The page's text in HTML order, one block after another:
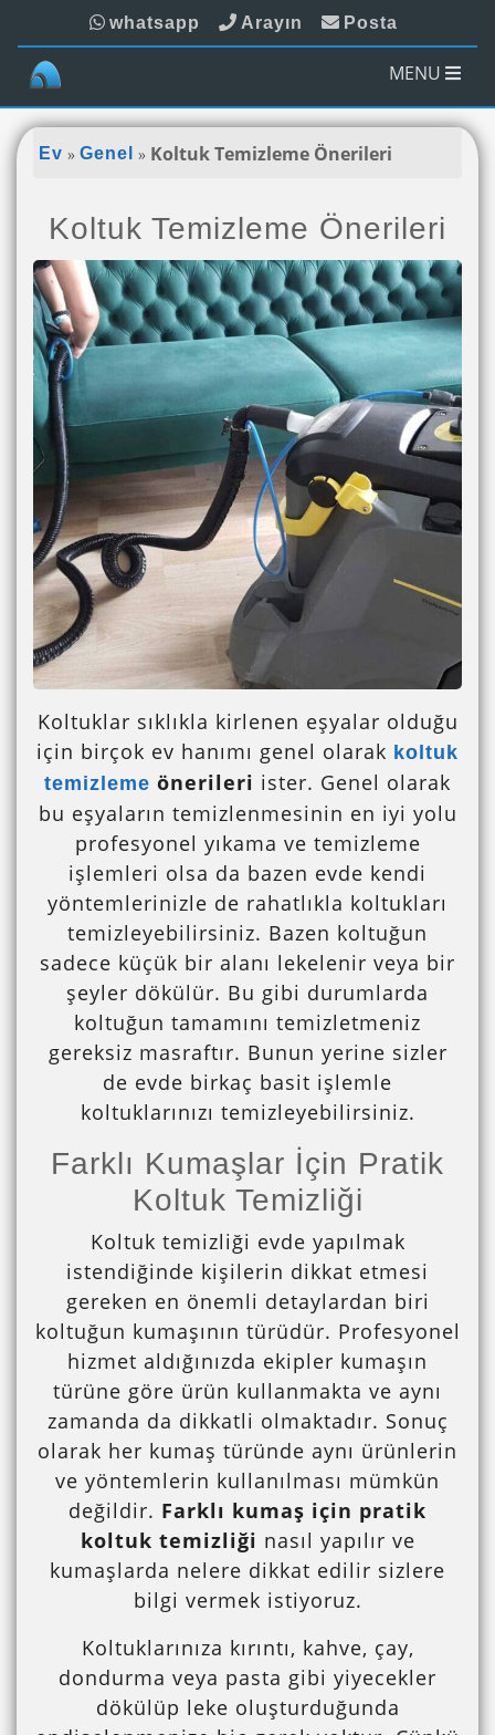
whatsapp Arayın Posta
MENU
Ev » Genel » Koltuk Temizleme Önerileri
Koltuk Temizleme Önerileri
Koltuklar sıklıkla kirlenen eşyalar olduğu
için birçok ev hanımı genel olarak koltuk
temizleme önerileri ister. Genel olarak
bu eşyaların temizlenmesinin en iyi yolu
profesyonel yıkama ve temizleme
işlemleri olsa da bazen evde kendi
yöntemlerinizle de rahatlıkla koltukları
temizleyebilirsiniz. Bazen koltuğun
sadece küçük bir alanı lekelenir veya bir
şeyler dökülür. Bu gibi durumlarda
koltuğun tamamını temizletmeniz
gereksiz masraftır. Bunun yerine sizler
de evde birkaç basit işlemle
koltuklarınızı temizleyebilirsiniz.
Farklı Kumaşlar İçin Pratik
Koltuk Temizliği
Koltuk temizliği evde yapılmak
istendiğinde kişilerin dikkat etmesi
gereken en önemli detaylardan biri
koltuğun kumaşının türüdür. Profesyonel
hizmet aldığınızda ekipler kumaşın
türüne göre ürün kullanmakta ve aynı
zamanda da dikkatli olmaktadır. Sonuç
olarak her kumaş türünde aynı ürünlerin
ve yöntemlerin kullanılması mümkün
değildir. Farklı kumaş için pratik
koltuk temizliği nasıl yapılır ve
kumaşlarda nelere dikkat edilir sizlere
bilgi vermek istiyoruz.
Koltuklarınıza kırıntı, kahve, çay,
dondurma veya pasta gibi yiyecekler
dökülüp leke oluşturduğunda